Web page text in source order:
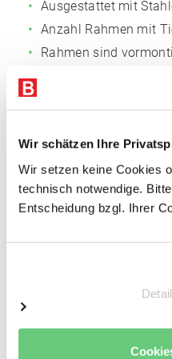
Wir schätzen Ihre
Wir setzen keine Cookies
technisch notwendige.
Entscheidung bzgl. Ihrer
Ausgestattet mit
Anzahl Rahmen mit
Rahmen sind
Fachböden
Anzahl der Böden: 7
Einlegeböden Span,
Inkl. 2 Stufenbalken
Sicherungsstifte
Keine zusätzliche
Fachbodenträger